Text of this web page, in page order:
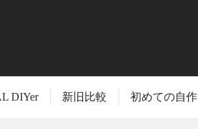
DIYer 新旧比較 初めての自作